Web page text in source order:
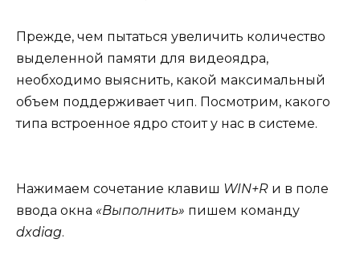
Прежде, чем пытаться увеличить количество
выделенной памяти для видеоядра,
необходимо выяснить, какой максимальный
объем поддерживает чип. Посмотрим, какого
типа встроенное ядро стоит у нас в системе.
Нажимаем сочетание клавиш WIN+R и в поле
ввода окна «Выполнить» пишем команду
dxdiag.